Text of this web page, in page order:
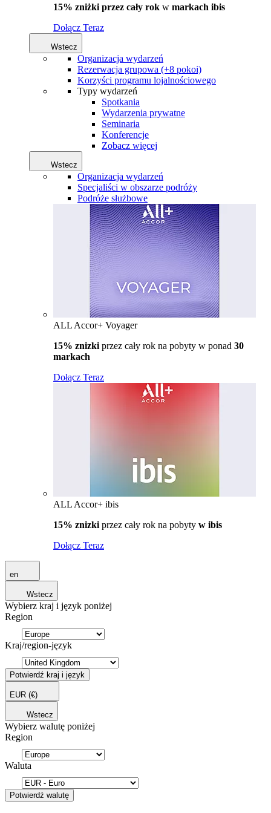
15% zniżki przez cały rok w markach ibis
Dołącz Teraz
Wstecz
Organizacja wydarzeń
Rezerwacja grupowa (+8 pokoi)
Korzyści programu lojalnościowego
Typy wydarzeń
Spotkania
Wydarzenia prywatne
Seminaria
Konferencje
Zobacz więcej
Wstecz
Organizacja wydarzeń
Specjaliści w obszarze podróży
Podróże służbowe
ALL Accor+ Voyager
15% znizki przez cały rok na pobyty w ponad 30
markach
Dołącz Teraz
ALL Accor+ ibis
15% znizki przez cały rok na pobyty w ibis
Dołącz Teraz
en
Wstecz
Wybierz kraj i język poniżej
Region
Kraj/region-język
Potwierdź kraj i język
EUR (€)
Wstecz
Wybierz walutę poniżej
Region
Waluta
Potwierdź walutę